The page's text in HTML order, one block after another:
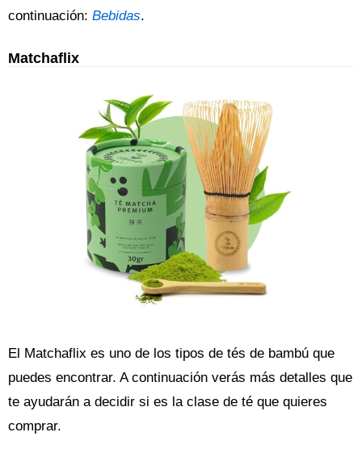
continuación: Bebidas.
Matchaflix
El Matchaflix es uno de los tipos de tés de bambú que
puedes encontrar. A continuación verás más detalles que
te ayudarán a decidir si es la clase de té que quieres
comprar.